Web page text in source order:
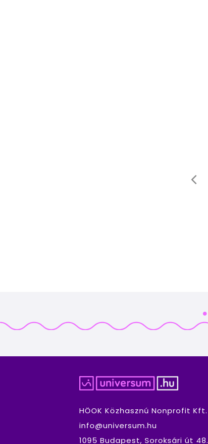
HÖOK Közhasznú Nonprofit Kft.
info@universum.hu
1095 Budapest, Soroksári út 48.